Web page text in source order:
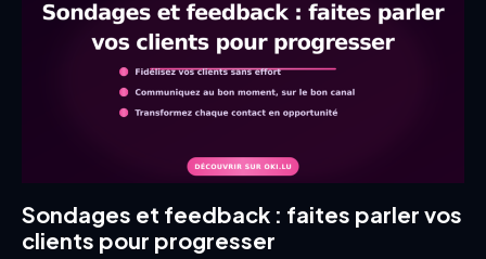
Sondages et feedback : faites parler vos
clients pour progresser